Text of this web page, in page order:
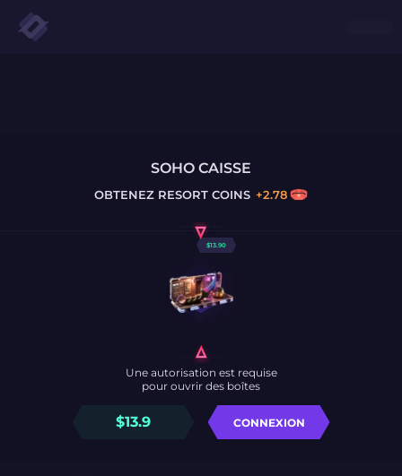
SOHO CAISSE
OBTENEZ RESORT COINS +2.78
$13.90
$13.9 CONNEXION
Une autorisation est requise
pour ouvrir des boîtes